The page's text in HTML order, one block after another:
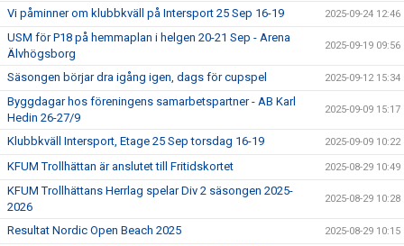
Vi påminner om klubbkväll på Intersport 25 Sep 16-19 2025-09-24 12:46
USM för P18 på hemmaplan i helgen 20-21 Sep - Arena
Älvhögsborg
2025-09-19 09:56
Säsongen börjar dra igång igen, dags för cupspel 2025-09-12 15:34
Byggdagar hos föreningens samarbetspartner - AB Karl
Hedin 26-27/9
2025-09-09 15:17
Klubbkväll Intersport, Etage 25 Sep torsdag 16-19 2025-09-09 10:22
KFUM Trollhättan är anslutet till Fritidskortet 2025-08-29 10:49
KFUM Trollhättans Herrlag spelar Div 2 säsongen 2025-
2026
2025-08-29 10:28
Resultat Nordic Open Beach 2025 2025-08-29 10:15